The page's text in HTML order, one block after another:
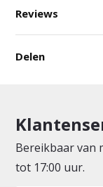
Reviews
Delen
Bereikbaar van
tot 17:00 uur.